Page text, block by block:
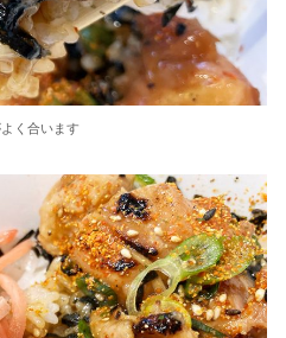
く合います